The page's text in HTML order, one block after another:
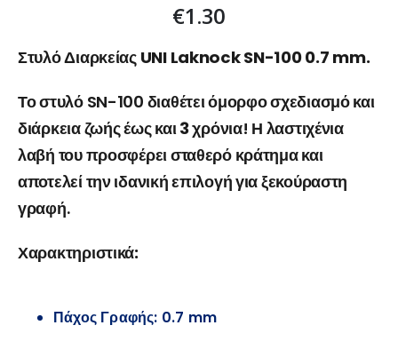
€1.30
Στυλό Διαρκείας UNI Laknock SN-100 0.7 mm.
Το στυλό SN-100 διαθέτειόμορφο σχεδιασμό και
διάρκεια ζωής έως και 3 χρόνια! Η λαστιχένια
λαβή του προσφέρει σταθερό κράτημα και
αποτελεί την ιδανική επιλογή γιαξεκούραστη
γραφή.
Χαρακτηριστικά:
Πάχος Γραφής: 0.7 mm